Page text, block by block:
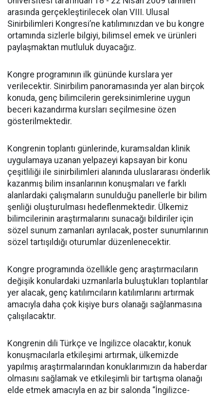
arasında gerçekleştirilecek olan VIII. Ulusal
Sinirbilimleri Kongresi’ne katılımınızdan ve bu kongre
ortamında sizlerle bilgiyi, bilimsel emek ve ürünleri
paylaşmaktan mutluluk duyacağız.
Kongre programının ilk gününde kurslara yer
verilecektir. Sinirbilim panoramasında yer alan birçok
konuda, genç bilimcilerin gereksinimlerine uygun
beceri kazandırma kursları seçilmesine özen
gösterilmektedir.
Kongrenin toplantı günlerinde, kuramsaldan klinik
uygulamaya uzanan yelpazeyi kapsayan bir konu
çeşitliliği ile sinirbilimleri alanında uluslararası önderlik
kazanmış bilim insanlarının konuşmaları ve farklı
alanlardaki çalışmaların sunulduğu panellerle bir bilim
şenliği oluşturulması hedeflenmektedir. Ülkemiz
bilimcilerinin araştırmalarını sunacağı bildiriler için
sözel sunum zamanları ayrılacak, poster sunumlarının
sözel tartışıldığı oturumlar düzenlenecektir.
Kongre programında özellikle genç araştırmacıların
değişik konulardaki uzmanlarla buluştukları toplantılar
yer alacak, genç katılımcıların katılımlarını artırmak
amacıyla daha çok kişiye burs olanağı sağlanmasına
çalışılacaktır.
Kongrenin dili Türkçe ve İngilizce olacaktır, konuk
konuşmacılarla etkileşimi artırmak, ülkemizde
yapılmış araştırmalarından konuklarımızın da haberdar
olmasını sağlamak ve etkileşimli bir tartışma olanağı
elde etmek amacıyla en az bir salonda “İngilizce-